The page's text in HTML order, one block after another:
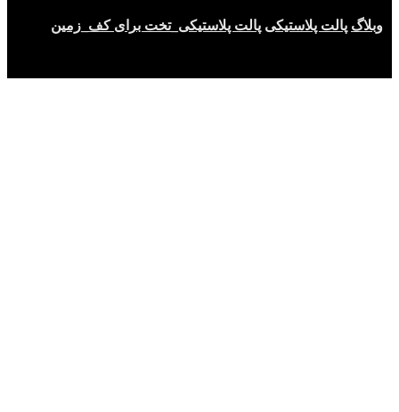
وبلاگ پالت پلاستیکی پالت پلاستیکی_تخت برای کف_زمین